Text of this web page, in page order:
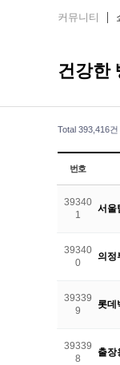
커뮤니티
건강한
Total 393,416건
번호
39340
1
서울
39340
0
의정
39339
9
롯데
39339
8
출장